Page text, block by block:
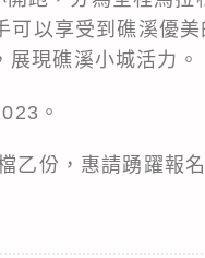
以享受到礁溪優
現礁溪小城活力。
。
乙份，惠請踴躍報